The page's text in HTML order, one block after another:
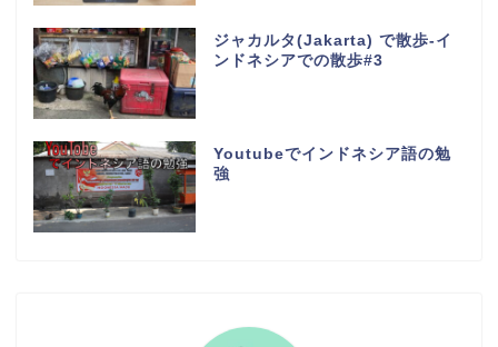
ジャカルタ(Jakarta) で散歩-イ
ンドネシアでの散歩#3
Youtubeでインドネシア語の勉
強